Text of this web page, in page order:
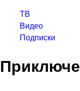
ТВ
Видео
Подписки